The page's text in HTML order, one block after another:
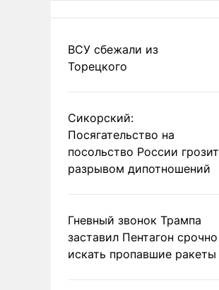
ВСУ сбежали из
Торецкого
Сикорский:
Посягательство на
посольство России грозит
разрывом дипотношений
Гневный звонок Трампа
заставил Пентагон срочно
искать пропавшие ракеты